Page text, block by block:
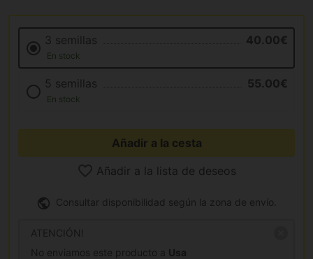
3 semillas 40.00€
En stock
5 semillas 55.00€
En stock
Añadir a la cesta
Añadir a la lista de deseos
Consultar disponibilidad según la zona de envío.
ATENCIÓN!
No enviamos este producto a Usa